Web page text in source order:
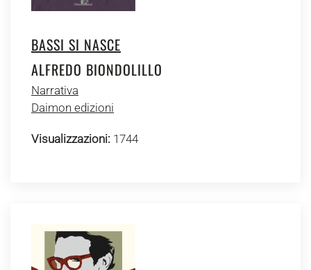
BASSI SI NASCE
ALFREDO BIONDOLILLO
Narrativa
Daimon edizioni
Visualizzazioni: 1744